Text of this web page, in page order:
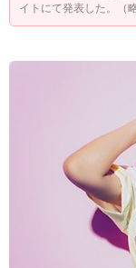
イトにて発表した。（